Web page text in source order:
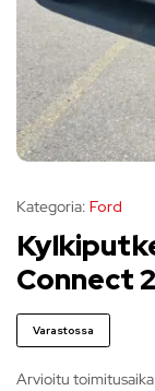
Kategoria: Ford
Connect
Varastossa
Arvioitu